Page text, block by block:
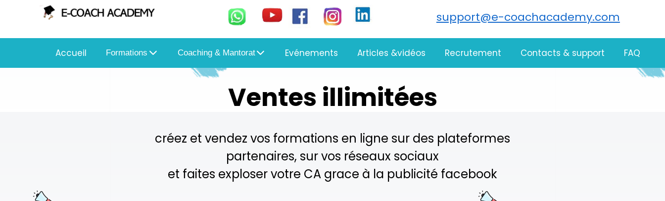
support@e-coachacademy.com
Accueil Formations Coaching & Mantorat Evénements Articles &vidéos Recrutement Contacts & support FAQ
Ventes illimitées
créez et vendez vos formations en ligne sur des plateformes
partenaires, sur vos réseaux sociaux
et faites exploser votre CA grace à la publicité facebook